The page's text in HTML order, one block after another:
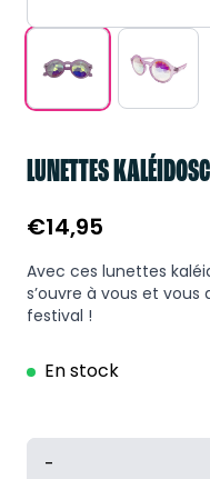
LUNETTES
€14,95
Avec ces lunettes
s’ouvre à vous et
festival !
En stock
quantité
-